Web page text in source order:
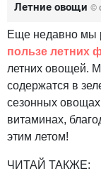
Летние овощи ©
Еще недавно мы
пользе летних
летних овощей.
содержатся в
сезонных
витаминах,
этим летом!
ЧИТАЙ ТАКЖЕ: